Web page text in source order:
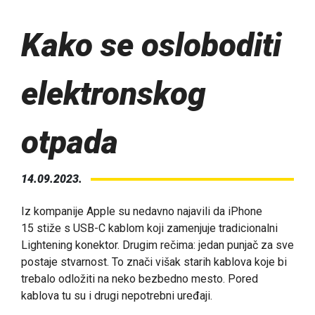
Kako se osloboditi
elektronskog
otpada
14.09.2023.
Iz kompanije Apple su nedavno najavili da iPhone
15 stiže s USB-C kablom koji zamenjuje tradicionalni
Lightening konektor. Drugim rečima: jedan punjač za sve
postaje stvarnost. To znači višak starih kablova koje bi
trebalo odložiti na neko bezbedno mesto. Pored
kablova tu su i drugi nepotrebni uređaji.